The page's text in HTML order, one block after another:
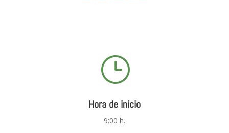
}
Hora de inicio
9:00 h.